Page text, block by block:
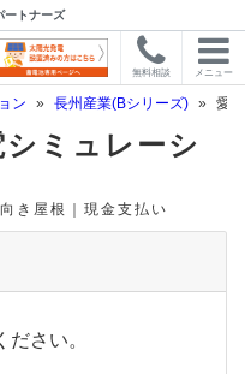
ートナーズ
無料相談 メニュー
ン » 長州産業(Bシリーズ) » 愛
ミュレーシ
き屋根｜現金支払い
さい。